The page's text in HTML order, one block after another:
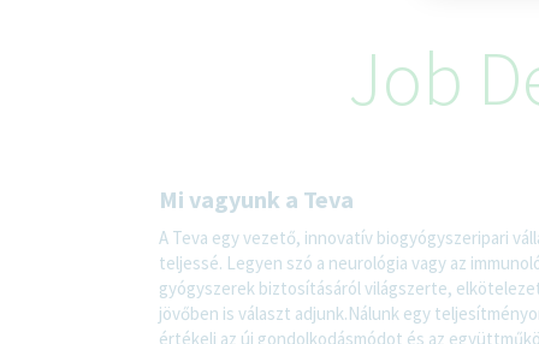
Job
Mi vagyunk a Teva
A Teva egy vezető, innovatív biogyógyszeripari
teljessé. Legyen szó a neurológia vagy az
gyógyszerek biztosításáról világszerte,
jövőben is választ adjunk.Nálunk egy
értékeli az új gondolkodásmódot és az